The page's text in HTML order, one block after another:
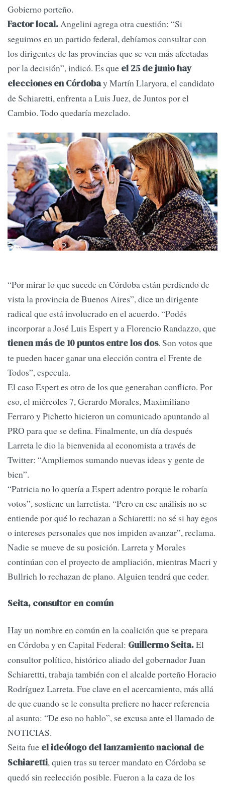
Gobierno porteño.
Factor local.Angelini agrega otra cuestión: “Si
seguimos en un partido federal, debíamos consultar con
los dirigentes de las provincias que se ven más afectadas
por la decisión”, indicó. Es que el 25 de junio hay
elecciones en Córdobay Martín Llaryora, el candidato
de Schiaretti, enfrenta a Luis Juez, de Juntos por el
Cambio. Todo quedaría mezclado.
“Por mirar lo que sucede en Córdoba están perdiendo de
vista la provincia de Buenos Aires”, dice un dirigente
radical que está involucrado en el acuerdo. “Podés
incorporar a José Luis Espert y a Florencio Randazzo, que
tienen más de 10 puntos entre los dos. Son votos que
te pueden hacer ganar una elección contra el Frente de
Todos”, especula.
El caso Espert es otro de los que generaban conflicto. Por
eso, el miércoles 7, Gerardo Morales, Maximiliano
Ferraro y Pichetto hicieron un comunicado apuntando al
PRO para que se defina. Finalmente, un día después
Larreta le dio la bienvenida al economista a través de
Twitter: “Ampliemos sumando nuevas ideas y gente de
bien”.
“Patricia no lo quería a Espert adentro porque le robaría
votos”, sostiene un larretista. “Pero en ese análisis no se
entiende por qué lo rechazan a Schiaretti: no sé si hay egos
o intereses personales que nos impiden avanzar”, reclama.
Nadie se mueve de su posición. Larreta y Morales
continúan con el proyecto de ampliación, mientras Macri y
Bullrich lo rechazan de plano. Alguien tendrá que ceder.
Seita, consultor en común
Hay un nombre en común en la coalición que se prepara
en Córdoba y en Capital Federal: Guillermo Seita.El
consultor político, histórico aliado del gobernador Juan
Schiarettti, trabaja también con el alcalde porteño Horacio
Rodríguez Larreta. Fue clave en el acercamiento, más allá
de que cuando se le consulta prefiere no hacer referencia
al asunto: “De eso no hablo”, se excusa ante el llamado de
NOTICIAS.
Seita fue el ideólogo del lanzamiento nacional de
Schiaretti, quien tras su tercer mandato en Córdoba se
quedó sin reelección posible. Fueron a la caza de los